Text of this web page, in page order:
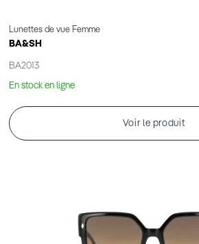
Lunettes de vue Femme
BA&SH
BA2013
En stock en ligne
Voir le produit